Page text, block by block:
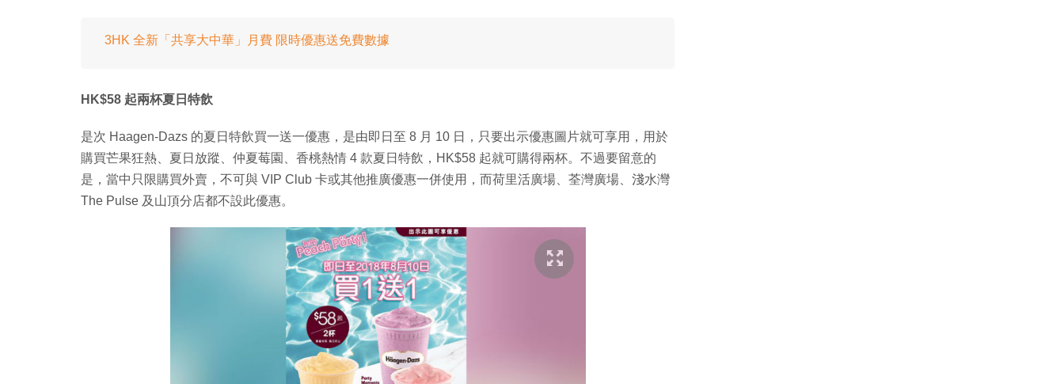
3HK 全新「共享大中華」月費 限時優惠送免費數據
HK$58 起兩杯夏日特飲
是次 Haagen-Dazs 的夏日特飲買一送一優惠，是由即日至 8 月 10 日，只要出示優惠圖片就可享用，用於
購買芒果狂熱、夏日放蹤、仲夏莓園、香桃熱情 4 款夏日特飲，HK$58 起就可購得兩杯。不過要留意的
是，當中只限購買外賣，不可與 VIP Club 卡或其他推廣優惠一併使用，而荷里活廣場、荃灣廣場、淺水灣
The Pulse 及山頂分店都不設此優惠。